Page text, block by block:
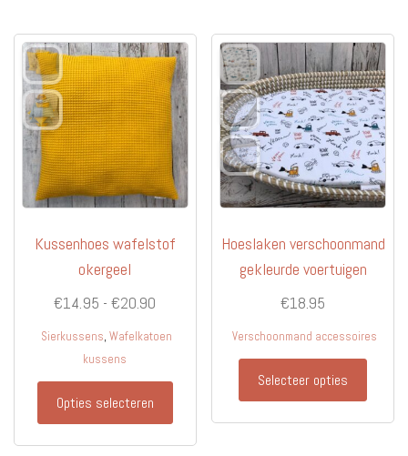
kan
gekozen
worden
op
de
productpagina
Deze
optie
kan
op
de
Kussenhoes wafelstof
okergeel
€14.95 - €20.90
€20.90
Sierkussens, Wafelkatoen
kussens
Opties selecteren
Dit
Hoeslaken verschoonmand
gekleurde voertuigen
€18.95
Verschoonmand accessoires
Selecteer opties